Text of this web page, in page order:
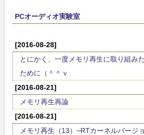
PCオーディオ実験室
[2016-08-28]
とにかく、一度メモリ再生に取り組み
ために（＾＾ｖ
[2016-08-21]
メモリ再生再論
[2016-08-21]
メモリ再生（13）~RTカーネルバージ